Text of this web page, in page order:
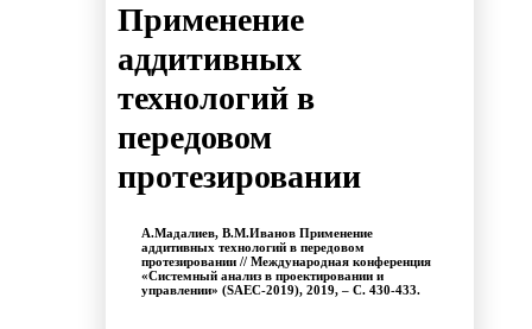
Применение
аддитивных
технологий в
передовом
протезировании
А.Мадалиев, В.М.Иванов Применение
аддитивных технологий в передовом
протезировании // Международная конференция
«Системный анализ в проектировании и
управлении» (SAEC-2019), 2019, – С. 430-433.